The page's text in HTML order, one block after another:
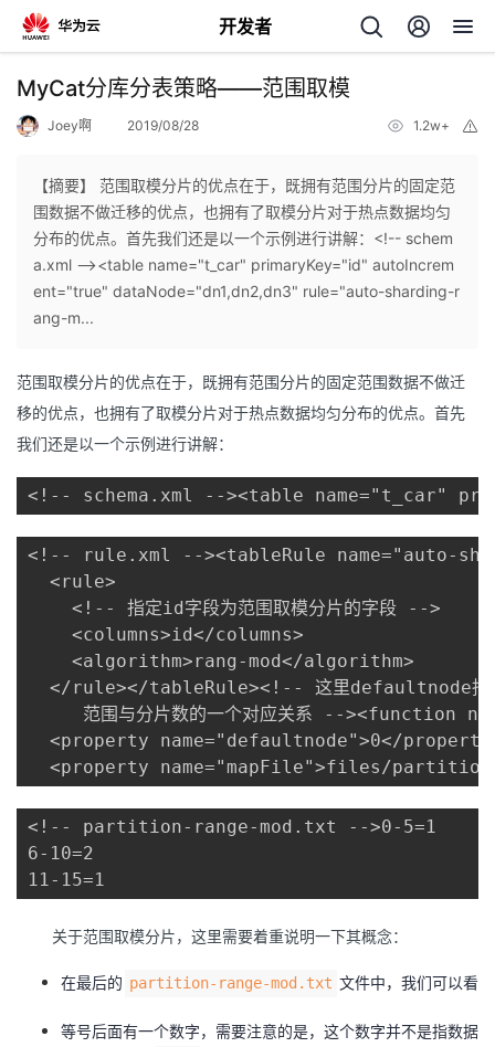
开发者
返
个
人
主
页
我
的
开
发
者
我
博
客
的
论
我
的
子
我
直
播
的
活
我
的
MyCat分库分表策略——范围取模
Joey啊 2019/08/28 1.2w+
【摘要】 范围取模分片的优点在于，既拥有范围分片的固定范
围数据不做迁移的优点，也拥有了取模分片对于热点数据均匀
分布的优点。首先我们还是以一个示例进行讲解：<!-- schem
a.xml --><table name="t_car" primaryKey="id" autoIncrem
ent="true" dataNode="dn1,dn2,dn3" rule="auto-sharding-r
ang-m...
范围取模分片的优点在于，既拥有范围分片的固定范围数据不做迁
移的优点，也拥有了取模分片对于热点数据均匀分布的优点。首先
我们还是以一个示例进行讲解：
<!-- schema.xml --><table name="t_car"
<!-- rule.xml --><tableRule name="auto-
<rule>
<!-- 指定id字段为范围取模分片的字段 -->
<columns>id</columns>
<algorithm>rang-mod</algorithm>
</rule></tableRule><!-- 这里defaultnode指的是，
范围与分片数的一个对应关系 --><function
<property name="defaultnode">0</
<property name="mapFile">files/
<!-- partition-range-mod.txt -->0-5=1
6-10=2
11-15=1
关于范围取模分片，这里需要着重说明一下其概念：
在最后的 partition-range-mod.txt 文件中，我们可以看
等号后面有一个数字，需要注意的是，这个数字并不是指数据